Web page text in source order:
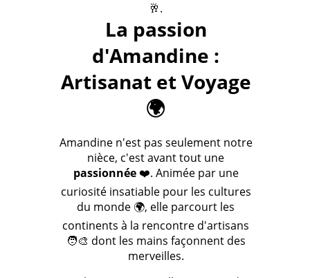
🥂.
La passion
d'Amandine :
Artisanat et Voyage
🌍
Amandine n'est pas seulement notre
nièce, c'est avant tout une
passionnée❤️. Animée par une
curiosité insatiable pour les cultures
du monde 🌍, elle parcourt les
continents à la rencontre d'artisans
🧑‍🎨 dont les mains façonnent des
merveilles.